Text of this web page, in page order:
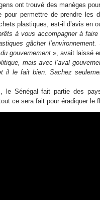
ont trouvé des manèges
pour permettre de prendre les
plastiques, est-il d’avis en
à vous accompagner à
gâcher
gouvernement », avait laissé
mais avec l’aval
il le fait bien. Sachez
le Sénégal fait partie des
ce sera fait pour éradiquer le